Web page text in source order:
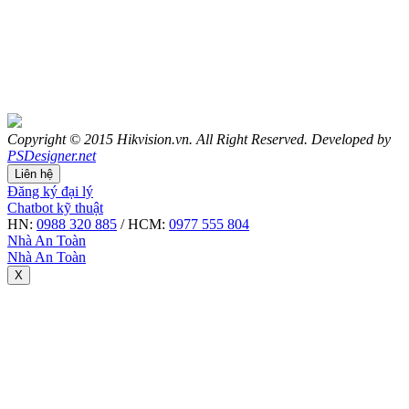
Copyright © 2015 Hikvision.vn. All Right Reserved. Developed by
PSDesigner.net
Liên hệ
Đăng ký đại lý
Chatbot kỹ thuật
HN: 0988 320 885 / HCM: 0977 555 804
Nhà An Toàn
Nhà An Toàn
X